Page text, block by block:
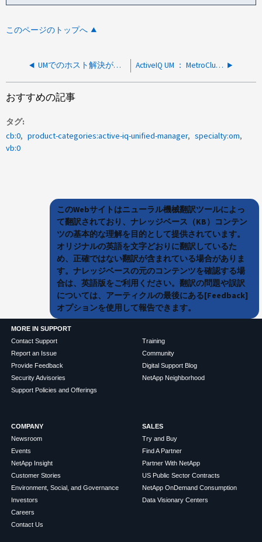
このページのトップへ
UMでのホスト解決が原因でActiveIQ UM EMSサブスクリプションが失敗します ActiveIQ UM ： MetroCluster の監視が、 nodeswitchlink.NodeSwitchLink に関するエラーで失敗する
おすすめの記事
タグ
cb:0
product-categories:active-iq-unified-manager
specialty:om
vb:0
このWebサイトはニューラル機械翻訳ツールによっ
て翻訳されており、ナレッジベース（KB）コンテン
ツの基本的な理解を目的として提供されています。
オリジナルの英語を文字どおりに翻訳しているた
め、正確ではない翻訳が含まれている場合がありま
す。ナレッジベースの元のコンテンツを確認する場
合は、英語版をご利用ください。翻訳の問題や誤訳
については、アーティクルの最後にある[Feedback]
オプションを使用して報告できます。
MORE IN SUPPORT
Contact Support
Report an Issue
Provide Feedback
Security Advisories
Support Policies and Offerings
Training
Community
Digital Support Blog
NetApp Neighborhood
COMPANY
Newsroom
Events
NetApp Insight
Customer Stories
Environment, Social, and Governance
Investors
Careers
Contact Us
SALES
Try and Buy
Find A Partner
Partner With NetApp
US Public Sector Contracts
NetApp OnDemand Consumption
Data Visionary Centers